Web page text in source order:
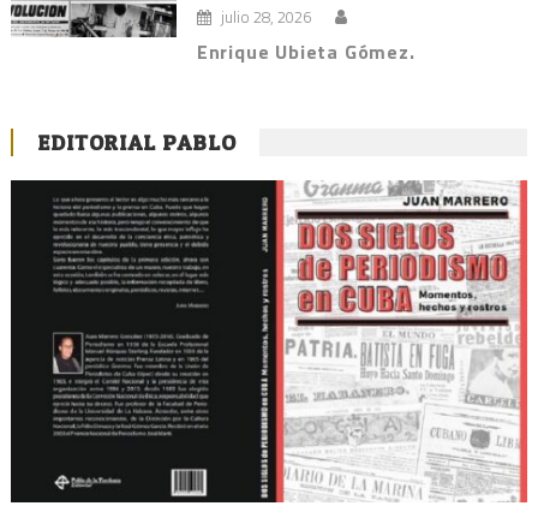
julio 28, 2026
Enrique Ubieta Gómez.
EDITORIAL PABLO